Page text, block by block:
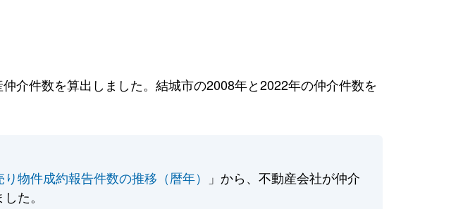
介件数を算出しました。結城市の2008年と2022年の仲介件数を
り物件成約報告件数の推移（暦年）
」から、不動産会社が仲介
た。